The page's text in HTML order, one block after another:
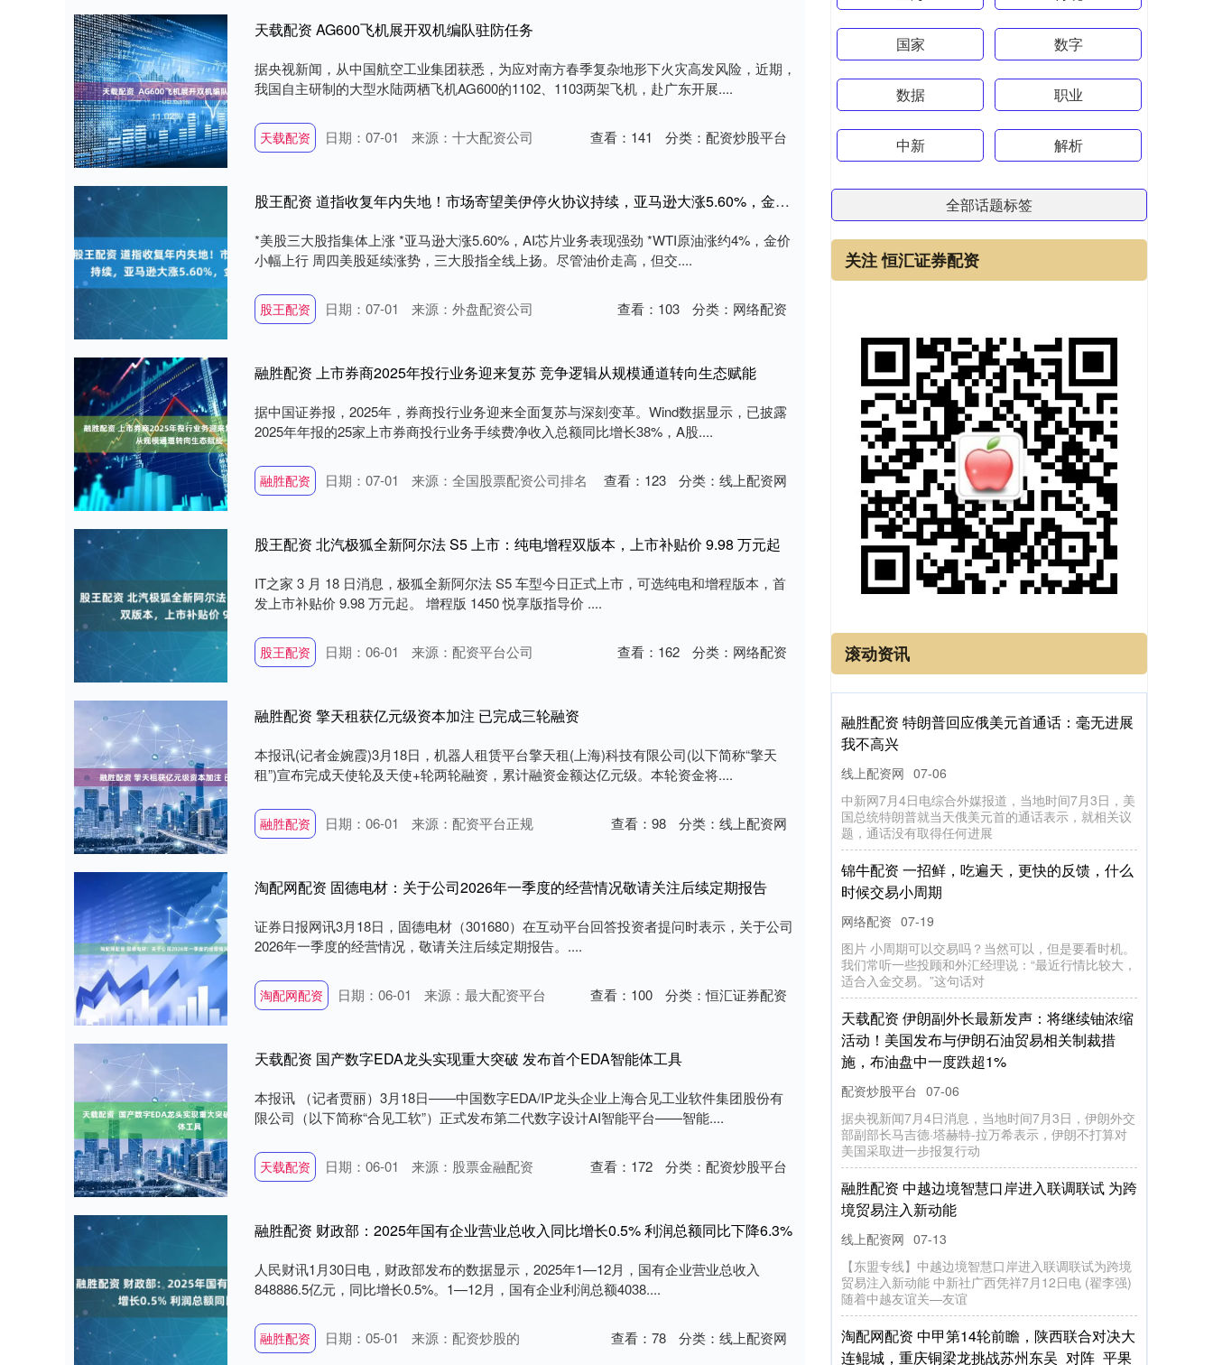
天载配资 AG600飞机展开双机编队驻防任务
据央视新闻，从中国航空工业集团获悉，为应对南方春季复杂地形下火灾高发风险，近期，
我国自主研制的大型水陆两栖飞机AG600的1102、1103两架飞机，赴广东开展....
天载配资 日期：07-01 来源：十大配资公司 查看： 141 分类： 配资炒股平台
股王配资 道指收复年内失地！市场寄望美伊停火协议持续，亚马逊大涨5.60%，金龙指数跌1.32%
*美股三大股指集体上涨 *亚马逊大涨5.60%，AI芯片业务表现强劲 *WTI原油涨约4%，金价
小幅上行 周四美股延续涨势，三大股指全线上扬。尽管油价走高，但交....
股王配资 日期：07-01 来源：外盘配资公司 查看： 103 分类： 网络配资
融胜配资 上市券商2025年投行业务迎来复苏 竞争逻辑从规模通道转向生态赋能
据中国证券报，2025年，券商投行业务迎来全面复苏与深刻变革。Wind数据显示，已披露
2025年年报的25家上市券商投行业务手续费净收入总额同比增长38%，A股....
融胜配资 日期：07-01 来源：全国股票配资公司排名 查看： 123 分类： 线上配资网
股王配资 北汽极狐全新阿尔法 S5 上市：纯电增程双版本，上市补贴价 9.98 万元起
IT之家 3 月 18 日消息，极狐全新阿尔法 S5 车型今日正式上市，可选纯电和增程版本，首
发上市补贴价 9.98 万元起。 增程版 1450 悦享版指导价 ....
股王配资 日期：06-01 来源：配资平台公司 查看： 162 分类： 网络配资
融胜配资 擎天租获亿元级资本加注 已完成三轮融资
本报讯(记者金婉霞)3月18日，机器人租赁平台擎天租(上海)科技有限公司(以下简称“擎天
租”)宣布完成天使轮及天使+轮两轮融资，累计融资金额达亿元级。本轮资金将....
融胜配资 日期：06-01 来源：配资平台正规 查看： 98 分类： 线上配资网
淘配网配资 固德电材：关于公司2026年一季度的经营情况敬请关注后续定期报告
证券日报网讯3月18日，固德电材（301680）在互动平台回答投资者提问时表示，关于公司
2026年一季度的经营情况，敬请关注后续定期报告。....
淘配网配资 日期：06-01 来源：最大配资平台 查看： 100 分类：恒汇证券配资
天载配资 国产数字EDA龙头实现重大突破 发布首个EDA智能体工具
本报讯 （记者贾丽）3月18日——中国数字EDA/IP龙头企业上海合见工业软件集团股份有
限公司（以下简称“合见工软”）正式发布第二代数字设计AI智能平台——智能....
天载配资 日期：06-01 来源：股票金融配资 查看： 172 分类： 配资炒股平台
融胜配资 财政部：2025年国有企业营业总收入同比增长0.5% 利润总额同比下降6.3%
人民财讯1月30日电，财政部发布的数据显示，2025年1—12月，国有企业营业总收入
848886.5亿元，同比增长0.5%。1—12月，国有企业利润总额4038....
融胜配资 日期：05-01 来源：配资炒股的 查看： 78 分类： 线上配资网
国家 数字
数据 职业
中新 解析
全部话题标签
关注 恒汇证券配资
滚动资讯
融胜配资 特朗普回应俄美元首通话：毫无进展
我不高兴
线上配资网 07-06
中新网7月4日电综合外媒报道，当地时间7月3日，美
国总统特朗普就当天俄美元首的通话表示，就相关议
题，通话没有取得任何进展
锦牛配资 一招鲜，吃遍天，更快的反馈，什么
时候交易小周期
网络配资 07-19
图片 小周期可以交易吗？当然可以，但是要看时机。
我们常听一些投顾和外汇经理说：“最近行情比较大，
适合入金交易。”这句话对
天载配资 伊朗副外长最新发声：将继续铀浓缩
活动！美国发布与伊朗石油贸易相关制裁措
施，布油盘中一度跌超1%
配资炒股平台 07-06
据央视新闻7月4日消息，当地时间7月3日，伊朗外交
部副部长马吉德·塔赫特-拉万希表示，伊朗不打算对
美国采取进一步报复行动
融胜配资 中越边境智慧口岸进入联调联试 为跨
境贸易注入新动能
线上配资网 07-13
【东盟专线】中越边境智慧口岸进入联调联试为跨境
贸易注入新动能 中新社广西凭祥7月12日电 (翟李强)
随着中越友谊关—友谊
淘配网配资 中甲第14轮前瞻，陕西联合对决大
连鲲城，重庆铜梁龙挑战苏州东吴_对阵_平果